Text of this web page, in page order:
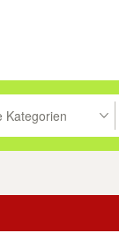
zu suchen, oder
Kategorien